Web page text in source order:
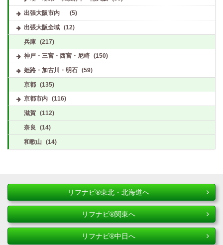
出張大阪市内 (5)
出張大阪全域 (12)
兵庫 (217)
神戸・三宮・西宮・尼崎 (150)
姫路・加古川・明石 (59)
京都 (135)
京都市内 (116)
滋賀 (112)
奈良 (14)
和歌山 (14)
リフナビ®東北・北海道へ
リフナビ®関東へ
リフナビ®中日へ